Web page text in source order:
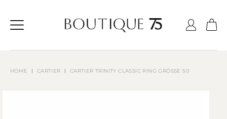
springen
HOME CARTIER CARTIER TRINITY CLASSIC RING GRÖSSE 50